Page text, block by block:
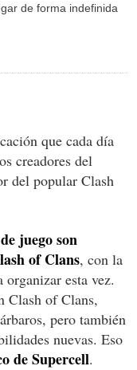
de forma indefinida
que cada día
creadores del
del popular Clash
juego son
of Clans, con la
organizar esta vez.
Clash of Clans,
pero también
nuevas. Eso
de Supercell.